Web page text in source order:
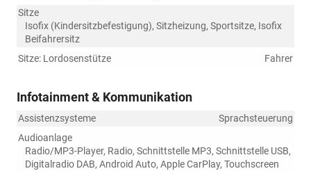
Sitze
Isofix (Kindersitzbefestigung), Sitzheizung, Sportsitze, Isofix
Beifahrersitz
Sitze: Lordosenstütze
Fahrer
Infotainment & Kommunikation
Assistenzsysteme
Sprachsteuerung
Audioanlage
Radio/MP3-Player, Radio, Schnittstelle MP3, Schnittstelle USB,
Digitalradio DAB, Android Auto, Apple CarPlay, Touchscreen